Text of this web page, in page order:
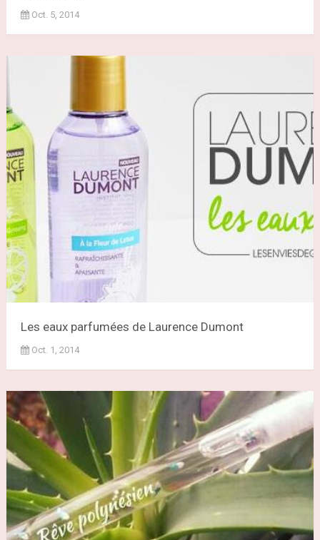
Oct. 5, 2014
Les eaux parfumées de Laurence Dumont
Oct. 1, 2014